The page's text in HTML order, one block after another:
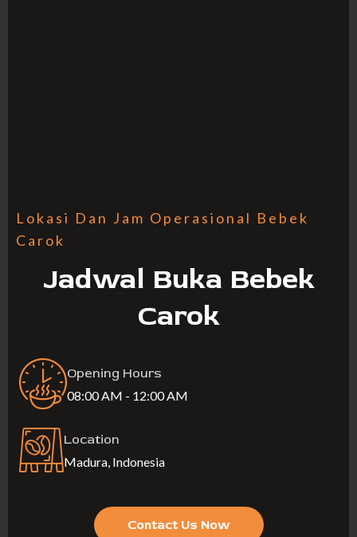
Lokasi Dan Jam Operasional Bebek
Carok
Jadwal Buka Bebek
Carok
Opening Hours
08:00 AM - 12:00 AM
Location
Madura, Indonesia
Contact Us Now